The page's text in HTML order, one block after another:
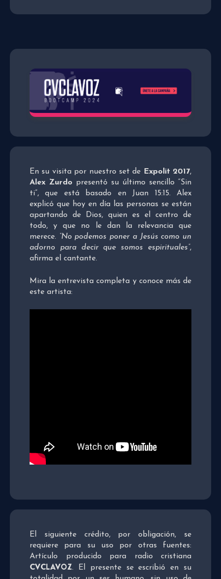
En su visita por nuestro set de Expolit 2017,
Alex Zurdo presentó su último sencillo “Sin
ti”, que está basado en Juan 15:15. Alex
explicó que hoy en día las personas se están
apartando de Dios, quien es el centro de
todo, y que no le dan la relevancia que
merece. “No podemos poner a Jesús como un
adorno para decir que somos espirituales”,
afirma el cantante.
Mira la entrevista completa y conoce más de
este artista:
El siguiente crédito, por obligación, se
requiere para su uso por otras fuentes:
Artículo producido para radio cristiana
CVCLAVOZ. El presente se escribió en su